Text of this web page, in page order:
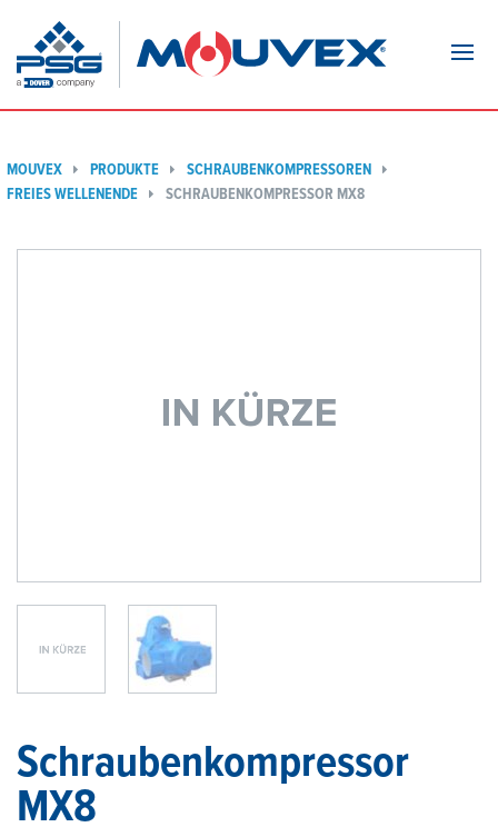
MOUVEX PRODUKTE
SCHRAUBENKOMPRESSOREN
FREIES WELLENENDE
SCHRAUBENKOMPRESSOR MX8
Schraubenkompressor
MX8